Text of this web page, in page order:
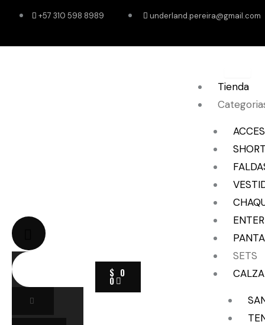
contenido
+57 310 598 8989 underland.pereira@gmail.com
$ 0
0
CART
Tienda
SETS